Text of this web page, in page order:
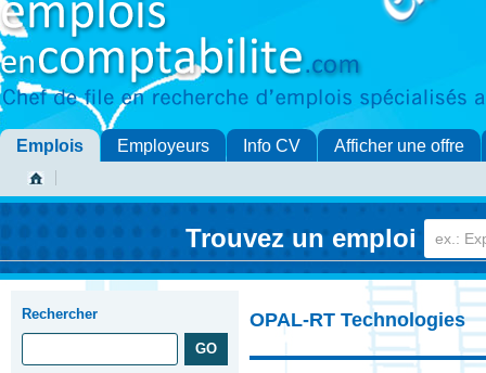
Emplois Employeurs Info CV Afficher une offre
Trouvez un emploi
Rechercher OPAL-RT Technologies